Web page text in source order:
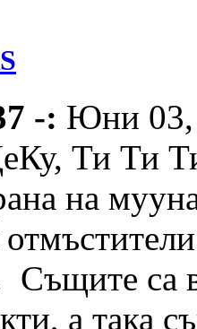
-: Юни 03,
Ти Ти
на
Същите са
а така